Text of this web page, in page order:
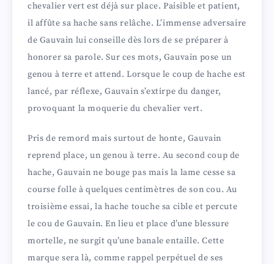
chevalier vert est déjà sur place. Paisible et patient,
il affûte sa hache sans relâche. L’immense adversaire
de Gauvain lui conseille dès lors de se préparer à
honorer sa parole. Sur ces mots, Gauvain pose un
genou à terre et attend. Lorsque le coup de hache est
lancé, par réflexe, Gauvain s’extirpe du danger,
provoquant la moquerie du chevalier vert.
Pris de remord mais surtout de honte, Gauvain
reprend place, un genou à terre. Au second coup de
hache, Gauvain ne bouge pas mais la lame cesse sa
course folle à quelques centimètres de son cou. Au
troisième essai, la hache touche sa cible et percute
le cou de Gauvain. En lieu et place d’une blessure
mortelle, ne surgit qu’une banale entaille. Cette
marque sera là, comme rappel perpétuel de ses